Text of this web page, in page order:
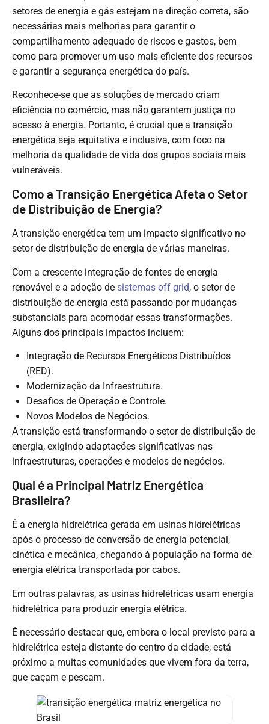
setores de energia e gás estejam na direção correta, são
necessárias mais melhorias para garantir o
compartilhamento adequado de riscos e gastos, bem
como para promover um uso mais eficiente dos recursos
e garantir a segurança energética do país.
Reconhece-se que as soluções de mercado criam
eficiência no comércio, mas não garantem justiça no
acesso à energia. Portanto, é crucial que a transição
energética seja equitativa e inclusiva, com foco na
melhoria da qualidade de vida dos grupos sociais mais
vulneráveis.
Como a Transição Energética Afeta o Setor
de Distribuição de Energia?
A transição energética tem um impacto significativo no
setor de distribuição de energia de várias maneiras.
Com a crescente integração de fontes de energia
renovável e a adoção de sistemas off grid, o setor de
distribuição de energia está passando por mudanças
substanciais para acomodar essas transformações.
Alguns dos principais impactos incluem:
Integração de Recursos Energéticos Distribuídos
(RED).
Modernização da Infraestrutura.
Desafios de Operação e Controle.
Novos Modelos de Negócios.
A transição está transformando o setor de distribuição de
energia, exigindo adaptações significativas nas
infraestruturas, operações e modelos de negócios.
Qual é a Principal Matriz Energética
Brasileira?
É a energia hidrelétrica gerada em usinas hidrelétricas
após o processo de conversão de energia potencial,
cinética e mecânica, chegando à população na forma de
energia elétrica transportada por cabos.
Em outras palavras, as usinas hidrelétricas usam energia
hidrelétrica para produzir energia elétrica.
É necessário destacar que, embora o local previsto para a
hidrelétrica esteja distante do centro da cidade, está
próximo a muitas comunidades que vivem fora da terra,
que caçam e pescam.